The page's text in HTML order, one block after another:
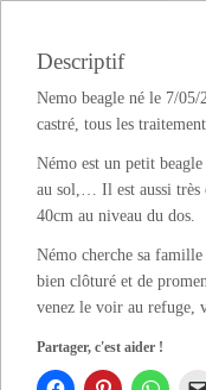
Descriptif
Nemo beagle né le 7/05/
castré, tous les
Némo est un petit
au sol,… Il est aussi très
40cm au niveau du dos.
Némo cherche sa
bien clôturé et de
venez le voir au refuge,
Partager, c'est aider !